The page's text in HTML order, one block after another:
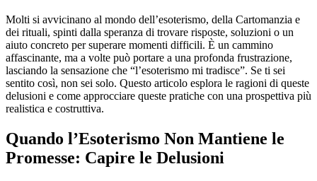
Molti si avvicinano al mondo dell’esoterismo, della Cartomanzia e
dei rituali, spinti dalla speranza di trovare risposte, soluzioni o un
aiuto concreto per superare momenti difficili. È un cammino
affascinante, ma a volte può portare a una profonda frustrazione,
lasciando la sensazione che “l’esoterismo mi tradisce”. Se ti sei
sentito così, non sei solo. Questo articolo esplora le ragioni di queste
delusioni e come approcciare queste pratiche con una prospettiva più
realistica e costruttiva.
Quando l’Esoterismo Non Mantiene le
Promesse: Capire le Delusioni